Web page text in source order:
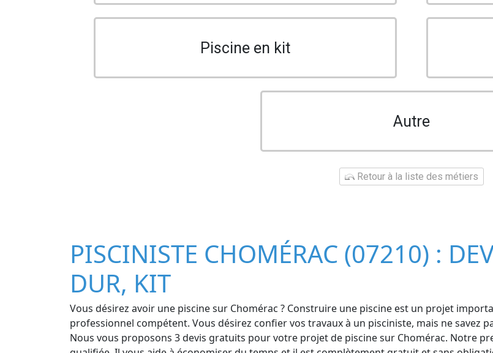
Piscine en kit
Autre
Retour à la liste des métiers
PISCINISTE CHOMÉRAC (07210) :
DUR, KIT
Vous désirez avoir une piscine sur Chomérac ? Construire une piscine est un projet
professionnel compétent. Vous désirez confier vos travaux à un pisciniste, mais ne savez
Nous vous proposons 3 devis gratuits pour votre projet de piscine sur Chomérac. Notre